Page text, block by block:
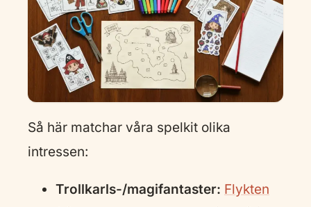
Så här matchar våra spelkit olika
intressen:
Trollkarls-/magifantaster: Flykten